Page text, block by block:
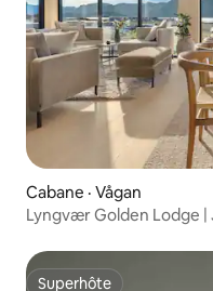
Cabane · Vågan
Lyngvær Golden Lodge |
Superhôte